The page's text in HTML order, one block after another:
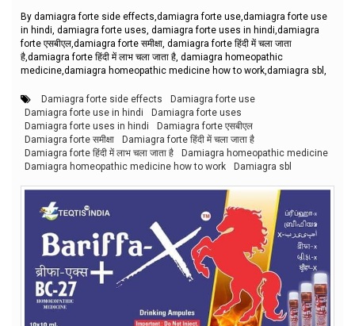
By damiagra forte side effects,damiagra forte use,damiagra forte use
in hindi, damiagra forte uses, damiagra forte uses in hindi,damiagra
forte एसबीएल,damiagra forte समीक्षा, damiagra forte हिंदी में चला जाता
है,damiagra forte हिंदी में लाभ चला जाता है, damiagra homeopathic
medicine,damiagra homeopathic medicine how to work,damiagra sbl,
Damiagra forte side effects
Damiagra forte use
Damiagra forte use in hindi
Damiagra forte uses
Damiagra forte uses in hindi
Damiagra forte एसबीएल
Damiagra forte समीक्षा
Damiagra forte हिंदी में चला जाता है
Damiagra forte हिंदी में लाभ चला जाता है
Damiagra homeopathic medicine
Damiagra homeopathic medicine how to work
Damiagra sbl